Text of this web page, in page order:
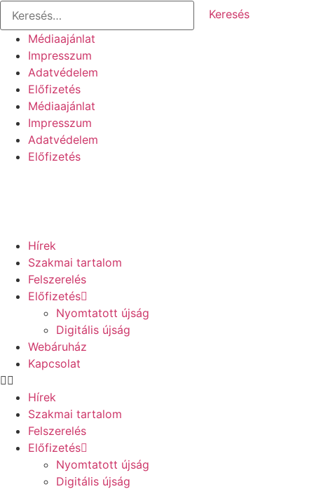
Ugrás
a
tartalomhoz
Keresés:
Médiaajánlat
Impresszum
Adatvédelem
Előfizetés
Médiaajánlat
Impresszum
Adatvédelem
Előfizetés
Hírek
Szakmai tartalom
Felszerelés
Előfizetés
Nyomtatott újság
Digitális újság
Webáruház
Kapcsolat
Hírek
Szakmai tartalom
Felszerelés
Előfizetés
Nyomtatott újság
Digitális újság